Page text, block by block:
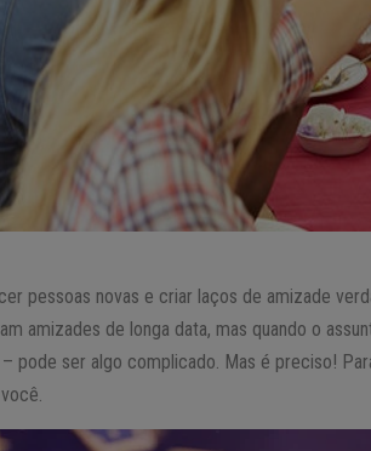
pessoas novas e criar laços de amizade
amizades de longa data, mas quando o
pode ser algo complicado. Mas é preciso!